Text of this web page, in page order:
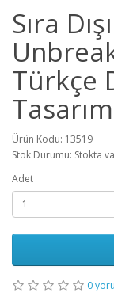
Sıra
Türkçe
Ürün Kodu: 13519
Stok Durumu: Stokta
Adet
0